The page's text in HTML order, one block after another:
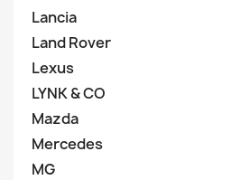
Lancia
Land Rover
Lexus
LYNK & CO
Mazda
Mercedes
MG